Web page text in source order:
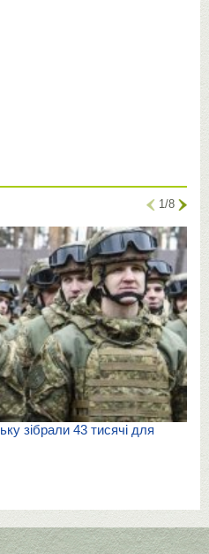
1/8
зібрали 43 тисячі для